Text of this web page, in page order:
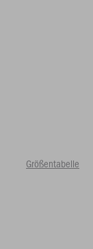
Größentabelle